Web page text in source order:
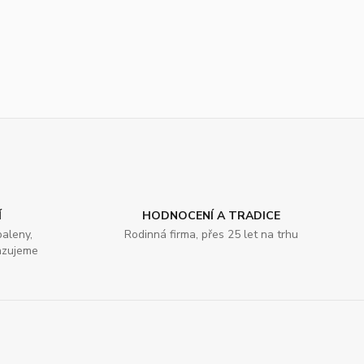
HODNOCENÍ A TRADICE
Rodinná firma, přes 25 let na trhu